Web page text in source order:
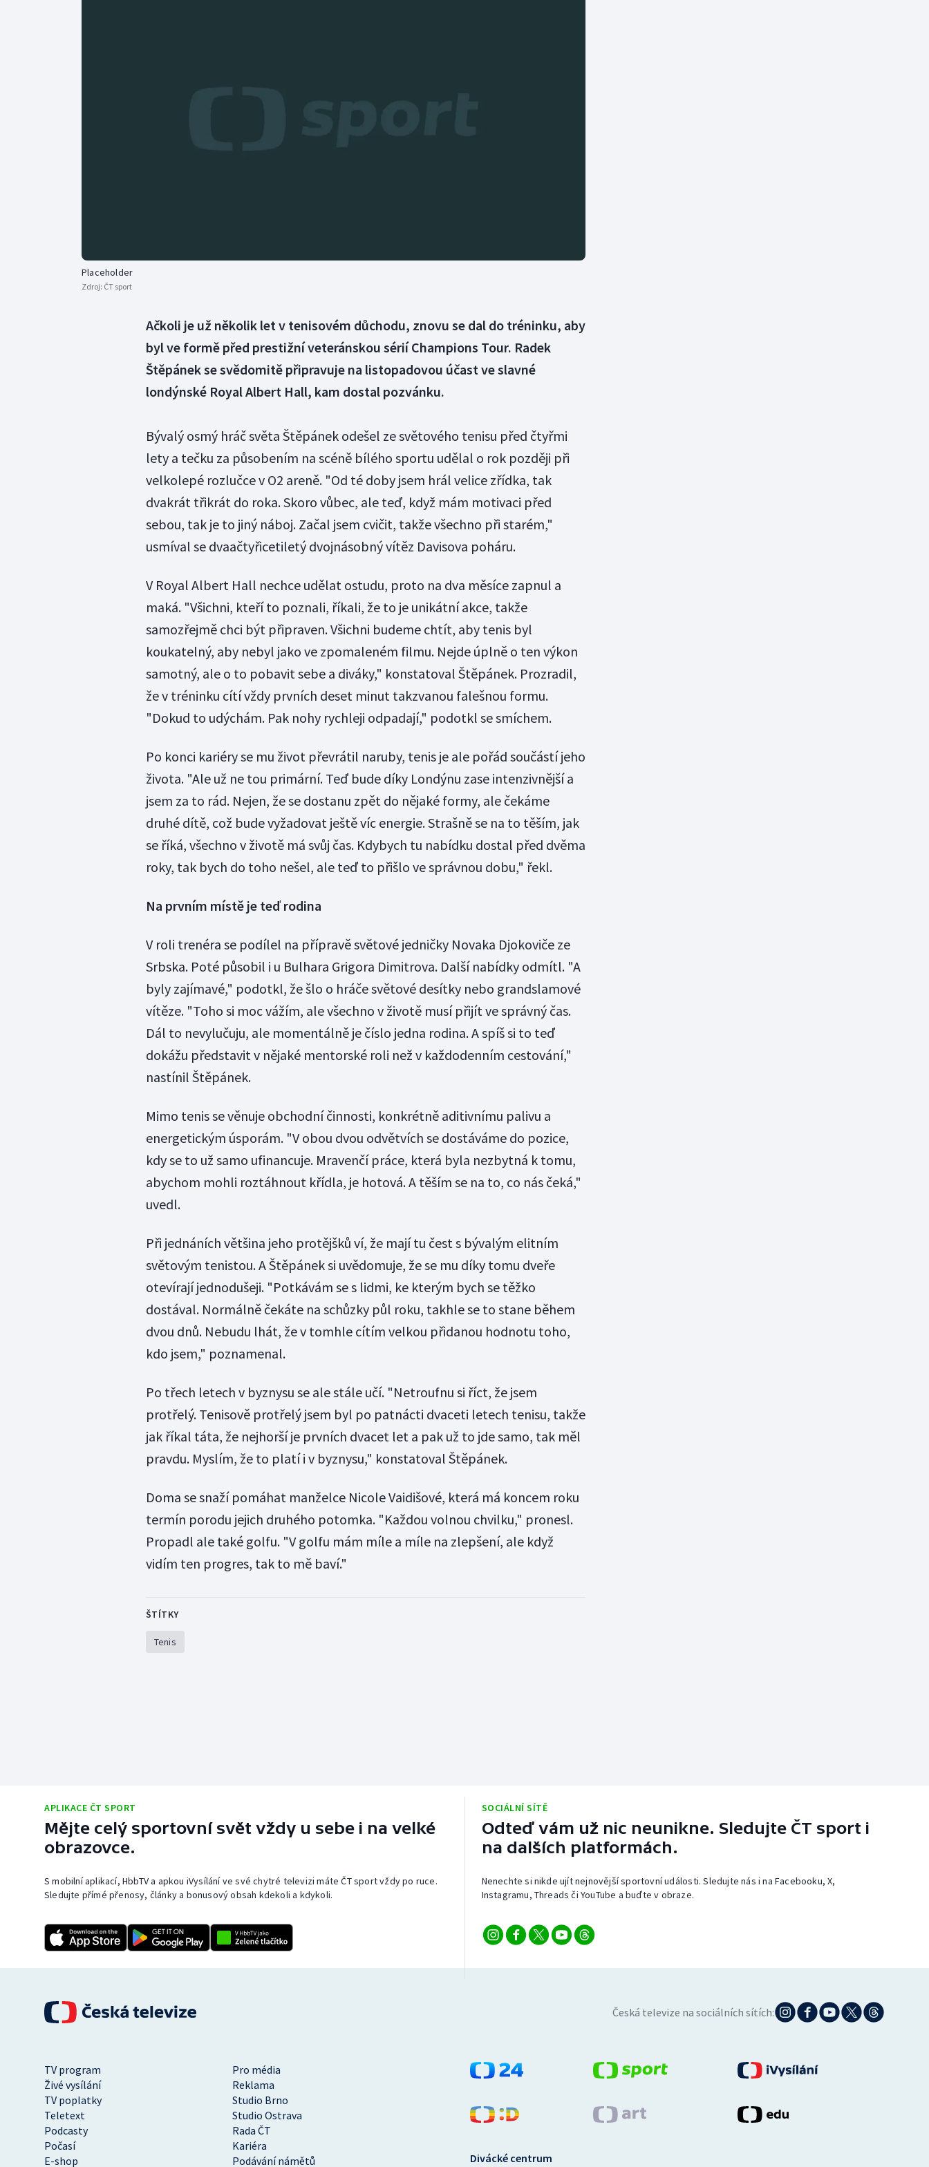
Parasport
Placeholder
Zdroj: ČT sport
Ačkoli je už několik let v tenisovém důchodu, znovu se dal do tréninku, aby
byl ve formě před prestižní veteránskou sérií Champions Tour. Radek
Štěpánek se svědomitě připravuje na listopadovou účast ve slavné
londýnské Royal Albert Hall, kam dostal pozvánku.
Bývalý osmý hráč světa Štěpánek odešel ze světového tenisu před čtyřmi
lety a tečku za působením na scéně bílého sportu udělal o rok později při
velkolepé rozlučce v O2 areně. "Od té doby jsem hrál velice zřídka, tak
dvakrát třikrát do roka. Skoro vůbec, ale teď, když mám motivaci před
sebou, tak je to jiný náboj. Začal jsem cvičit, takže všechno při starém,"
usmíval se dvaačtyřicetiletý dvojnásobný vítěz Davisova poháru.
V Royal Albert Hall nechce udělat ostudu, proto na dva měsíce zapnul a
maká. "Všichni, kteří to poznali, říkali, že to je unikátní akce, takže
samozřejmě chci být připraven. Všichni budeme chtít, aby tenis byl
koukatelný, aby nebyl jako ve zpomaleném filmu. Nejde úplně o ten výkon
samotný, ale o to pobavit sebe a diváky," konstatoval Štěpánek. Prozradil,
že v tréninku cítí vždy prvních deset minut takzvanou falešnou formu.
"Dokud to udýchám. Pak nohy rychleji odpadají," podotkl se smíchem.
Po konci kariéry se mu život převrátil naruby, tenis je ale pořád součástí jeho
života. "Ale už ne tou primární. Teď bude díky Londýnu zase intenzivnější a
jsem za to rád. Nejen, že se dostanu zpět do nějaké formy, ale čekáme
druhé dítě, což bude vyžadovat ještě víc energie. Strašně se na to těším, jak
se říká, všechno v životě má svůj čas. Kdybych tu nabídku dostal před dvěma
roky, tak bych do toho nešel, ale teď to přišlo ve správnou dobu," řekl.
Na prvním místě je teď rodina
V roli trenéra se podílel na přípravě světové jedničky Novaka Djokoviče ze
Srbska. Poté působil i u Bulhara Grigora Dimitrova. Další nabídky odmítl. "A
byly zajímavé," podotkl, že šlo o hráče světové desítky nebo grandslamové
vítěze. "Toho si moc vážím, ale všechno v životě musí přijít ve správný čas.
Dál to nevylučuju, ale momentálně je číslo jedna rodina. A spíš si to teď
dokážu představit v nějaké mentorské roli než v každodenním cestování,"
nastínil Štěpánek.
Mimo tenis se věnuje obchodní činnosti, konkrétně aditivnímu palivu a
energetickým úsporám. "V obou dvou odvětvích se dostáváme do pozice,
kdy se to už samo ufinancuje. Mravenčí práce, která byla nezbytná k tomu,
abychom mohli roztáhnout křídla, je hotová. A těším se na to, co nás čeká,"
uvedl.
Při jednáních většina jeho protějšků ví, že mají tu čest s bývalým elitním
světovým tenistou. A Štěpánek si uvědomuje, že se mu díky tomu dveře
otevírají jednodušeji. "Potkávám se s lidmi, ke kterým bych se těžko
dostával. Normálně čekáte na schůzky půl roku, takhle se to stane během
dvou dnů. Nebudu lhát, že v tomhle cítím velkou přidanou hodnotu toho,
kdo jsem," poznamenal.
Po třech letech v byznysu se ale stále učí. "Netroufnu si říct, že jsem
protřelý. Tenisově protřelý jsem byl po patnácti dvaceti letech tenisu, takže
jak říkal táta, že nejhorší je prvních dvacet let a pak už to jde samo, tak měl
pravdu. Myslím, že to platí i v byznysu," konstatoval Štěpánek.
Doma se snaží pomáhat manželce Nicole Vaidišové, která má koncem roku
termín porodu jejich druhého potomka. "Každou volnou chvilku," pronesl.
Propadl ale také golfu. "V golfu mám míle a míle na zlepšení, ale když
vidím ten progres, tak to mě baví."
ŠTÍTKY
Tenis
APLIKACE ČT SPORT
Mějte celý sportovní svět vždy u sebe i na velké
obrazovce.
S mobilní aplikací, HbbTV a apkou iVysílání ve své chytré televizi máte ČT sport vždy po ruce.
Sledujte přímé přenosy, články a bonusový obsah kdekoli a kdykoli.
SOCIÁLNÍ SÍTĚ
Odteď vám už nic neunikne. Sledujte ČT sport i
na dalších platformách.
Nenechte si nikde ujít nejnovější sportovní události. Sledujte nás i na Facebooku, X,
Instagramu, Threads či YouTube a buďte v obraze.
Česká televize na sociálních sítích:
TV program
Pro média
Živé vysílání
Reklama
TV poplatky
Studio Brno
Teletext
Studio Ostrava
Podcasty
Rada ČT
Počasí
Kariéra
E-shop
Podávání námětů Divácké centrum